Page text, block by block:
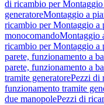
di ricambio per
generatoreMontaggio a
ricambio per Montaggio a
monocomandoMontaggio
ricambio per Montaggio a
parete, funzionamento a
parete, funzionamento a
tramite generatorePezzi di
funzionamento tramite
due manopolePezzi di